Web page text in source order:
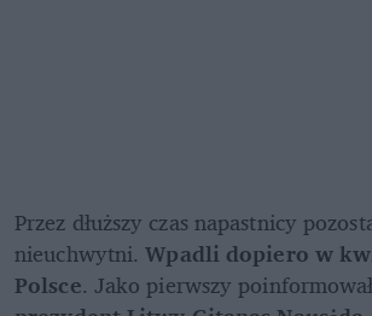
Przez dłuższy czas napastnicy
nieuchwytni. Wpadli dopiero w
Polsce